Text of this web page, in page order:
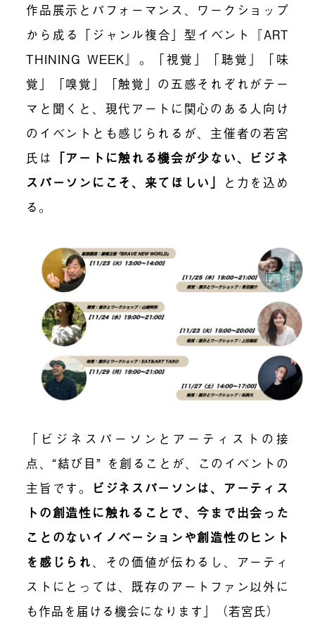
作品展示とパフォーマンス、ワークショップ
から成る「ジャンル複合」型イベント『ART
THINING WEEK』。「視覚」「聴覚」「味
覚」「嗅覚」「触覚」の五感それぞれがテー
マと聞くと、現代アートに関心のある人向け
のイベントとも感じられるが、主催者の若宮
氏は 「アートに触れる機会が少ない、ビジネ
スパーソンにこそ、来てほしい 」 と力を込め
る。
「ビジネスパーソンとアーティストの接
点、“結び目” を創ることが、このイベントの
主旨です。
ビジネスパーソンは、アーティス
トの創造性に触れることで、今まで出会った
ことのないイノベーションや創造性のヒント
を感じられ、その価値が伝わるし、アーティ
ストにとっては、既存のアートファン以外に
も作品を届ける機会になります」（若宮氏）